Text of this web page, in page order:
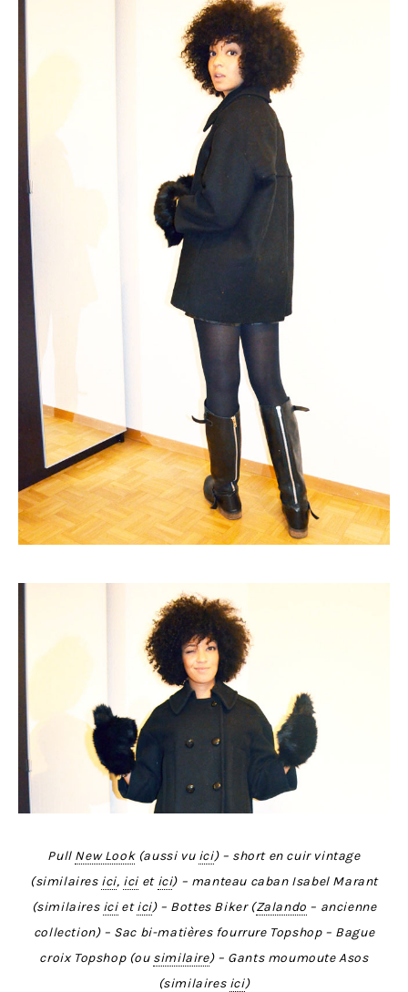
Pull New Look(aussi vu ici) – short en cuir vintage
(similaires ici, ici et ici) – manteau caban Isabel Marant
(similaires icietici) – Bottes Biker (Zalando – ancienne
collection) – Sac bi-matières fourrure Topshop – Bague
croix Topshop (ou similaire) – Gants moumoute Asos
(similaires ici)